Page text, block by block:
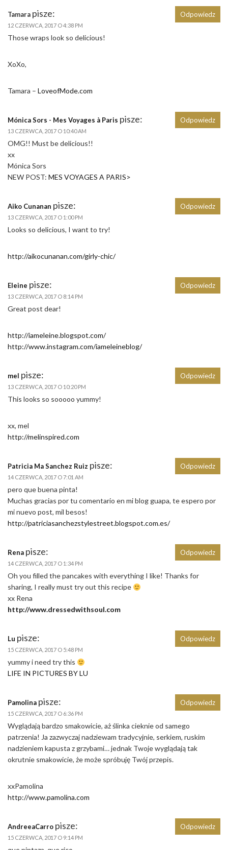
Tamara pisze:
12 CZERWCA, 2017 O 4:38 PM
Those wraps look so delicious!
XoXo,
Tamara – LoveofMode.com
Odpowiedz
Mónica Sors - Mes Voyages à Paris pisze:
13 CZERWCA, 2017 O 10:40 AM
OMG!! Must be delicious!!
xx
Mónica Sors
NEW POST: MES VOYAGES A PARIS>
Odpowiedz
Aiko Cunanan pisze:
13 CZERWCA, 2017 O 1:00 PM
Looks so delicious, I want to try!
http://aikocunanan.com/girly-chic/
Odpowiedz
Eleine pisze:
13 CZERWCA, 2017 O 8:14 PM
Great post dear!
http://iameleine.blogspot.com/
http://www.instagram.com/iameleineblog/
Odpowiedz
mel pisze:
13 CZERWCA, 2017 O 10:20 PM
This looks so sooooo yummy!
xx, mel
http://melinspired.com
Odpowiedz
Patricia Ma Sanchez Ruiz pisze:
14 CZERWCA, 2017 O 7:01 AM
pero que buena pinta!
Muchas gracias por tu comentario en mi blog guapa, te espero por
mi nuevo post, mil besos!
http://patriciasanchezstylestreet.blogspot.com.es/
Odpowiedz
Rena pisze:
14 CZERWCA, 2017 O 1:34 PM
Oh you filled the pancakes with everything I like! Thanks for
sharing, I really must try out this recipe
xx Rena
http://www.dressedwithsoul.com
Odpowiedz
Lu pisze:
15 CZERWCA, 2017 O 5:48 PM
yummy i need try this
LIFE IN PICTURES BY LU
Odpowiedz
Pamolina pisze:
15 CZERWCA, 2017 O 6:36 PM
Wyglądają bardzo smakowicie, aż ślinka cieknie od samego
patrzenia! Ja zazwyczaj nadziewam tradycyjnie, serkiem, ruskim
nadzieniem kapusta z grzybami… jednak Twoje wyglądają tak
okrutnie smakowicie, że może spróbuję Twój przepis.
xxPamolina
http://www.pamolina.com
Odpowiedz
AndreeaCarro pisze:
15 CZERWCA, 2017 O 9:14 PM
Odpowiedz